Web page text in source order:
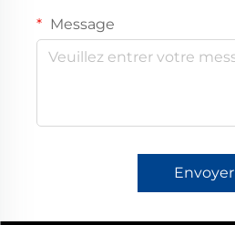
Message
Envoyer